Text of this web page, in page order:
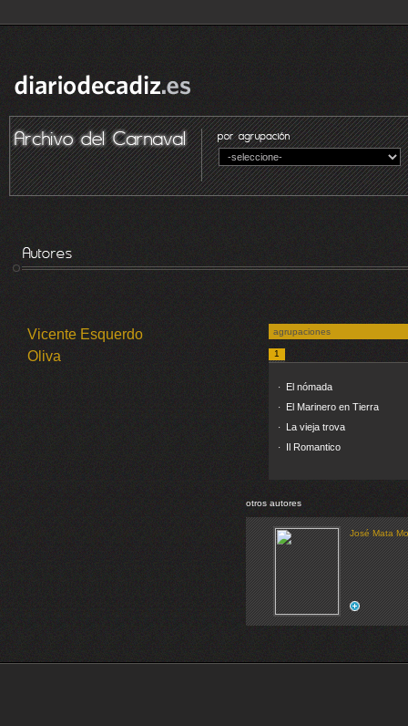
Vicente Esquerdo
Oliva
agrupaciones
1
· El nómada
· El Marinero en Tierra
· La vieja trova
· Il Romantico
otros autores
José Mata